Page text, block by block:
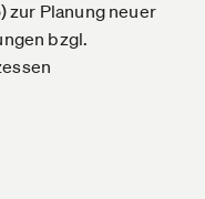
zur Planung neuer
bzgl.